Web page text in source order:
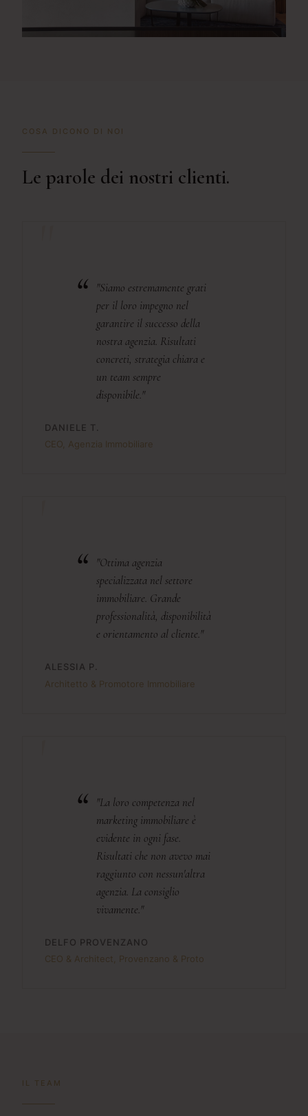
COSA DICONO DI NOI
Le parole dei nostri clienti.
"Siamo estremamente grati
per il loro impegno nel
garantire il successo della
nostra agenzia. Risultati
concreti, strategia chiara e
un team sempre
disponibile."
DANIELE T.
CEO, Agenzia Immobiliare
"Ottima agenzia
specializzata nel settore
immobiliare. Grande
professionalità, disponibilità
e orientamento al cliente."
ALESSIA P.
Architetto & Promotore Immobiliare
"La loro competenza nel
marketing immobiliare è
evidente in ogni fase.
Risultati che non avevo mai
raggiunto con nessun'altra
agenzia. La consiglio
vivamente."
DELFO PROVENZANO
CEO & Architect, Provenzano & Proto
IL TEAM